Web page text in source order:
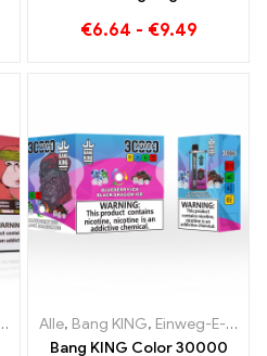
Geschmacksrichtungen
€6.64 - €9.49
,Einweg-E-
Alle, Bang KING, Einweg-E-Zigaretten Litauen
Bang KING Color 30000